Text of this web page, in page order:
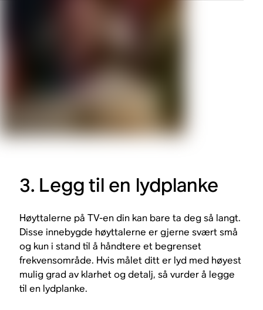
3. Legg til en lydplanke
Høyttalerne på TV-en din kan bare ta deg så langt.
Disse innebygde høyttalerne er gjerne svært små
og kun i stand til å håndtere et begrenset
frekvensområde. Hvis målet ditt er lyd med høyest
mulig grad av klarhet og detalj, så vurder å legge
til en lydplanke.